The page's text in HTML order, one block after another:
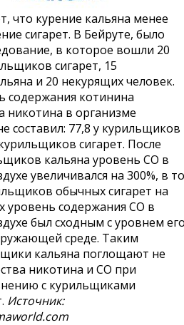
что курение кальяна менее
сигарет. В Бейруте, было
в которое вошли 20
сигарет, 15
и 20 некурящих человек.
содержания котинина
никотина в организме
составил: 77,8 у курильщиков
сигарет. После
кальяна уровень СО в
увеличивался на 300%, в то
обычных сигарет на
уровень содержания СО в
был сходным с уровнем
среде. Таким
кальяна поглощают не
никотина и СО при
с курильщиками
Источник: